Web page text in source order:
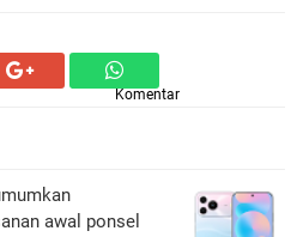
Komentar
awal ponsel